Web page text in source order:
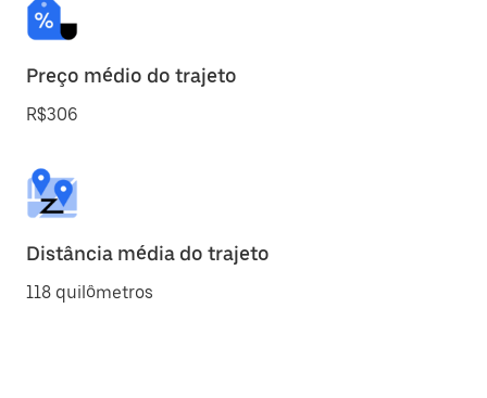
Preço médio do trajeto
R$306
Distância média do trajeto
118 quilômetros